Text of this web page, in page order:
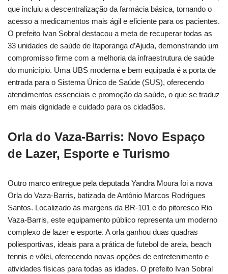
que incluiu a descentralização da farmácia básica, tornando o
acesso a medicamentos mais ágil e eficiente para os pacientes.
O prefeito Ivan Sobral destacou a meta de recuperar todas as
33 unidades de saúde de Itaporanga d’Ajuda, demonstrando um
compromisso firme com a melhoria da infraestrutura de saúde
do município. Uma UBS moderna e bem equipada é a porta de
entrada para o Sistema Único de Saúde (SUS), oferecendo
atendimentos essenciais e promoção da saúde, o que se traduz
em mais dignidade e cuidado para os cidadãos.
Orla do Vaza-Barris: Novo Espaço
de Lazer, Esporte e Turismo
Outro marco entregue pela deputada Yandra Moura foi a nova
Orla do Vaza-Barris, batizada de Antônio Marcos Rodrigues
Santos. Localizado às margens da BR-101 e do pitoresco Rio
Vaza-Barris, este equipamento público representa um moderno
complexo de lazer e esporte. A orla ganhou duas quadras
poliesportivas, ideais para a prática de futebol de areia, beach
tennis e vôlei, oferecendo novas opções de entretenimento e
atividades físicas para todas as idades. O prefeito Ivan Sobral